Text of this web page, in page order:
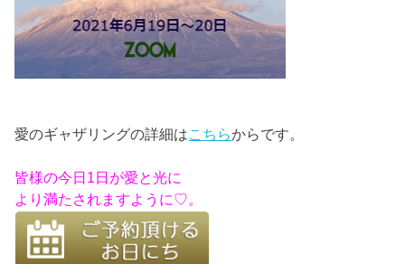
愛のギャザリングの詳細はこちらからです。
皆様の今日1日が愛と光に
より満たされますように♡。